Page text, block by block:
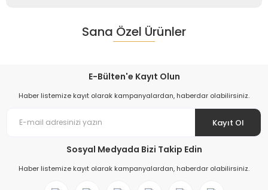
Sana Özel Ürünler
E-Bülten'e Kayıt Olun
Haber listemize kayıt olarak kampanyalardan, haberdar olabilirsiniz.
Kayıt Ol
Sosyal Medyada Bizi Takip Edin
Haber listemize kayıt olarak kampanyalardan, haberdar olabilirsiniz.